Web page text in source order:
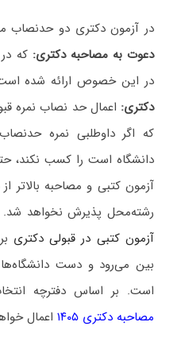
در آزمون دکتری دو حدنصاب
دعوت به مصاحبه دکتری: که
در این خصوص ارائه شده
دکتری: اعمال حد نصاب نمره
که اگر داوطلبی نمره
دانشگاه است را کسب نکند،
آزمون کتبی و مصاحبه بالاتر
رشته‌محل پذیرش نخواهد
آزمون کتبی در قبولی دکتری
بین می‌رود و دست دانشگاه‌ها
است. بر اساس دفترچه
مصاحبه دکتری ۱۴۰۵
اعمال